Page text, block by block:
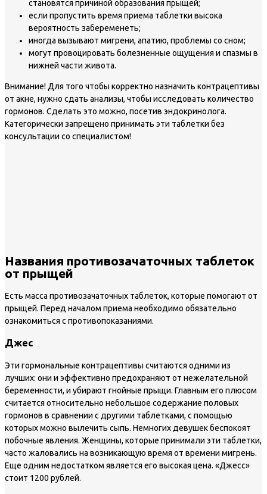
становятся причиной образования прыщей;
если пропустить время приема таблетки высока
вероятность забеременеть;
иногда вызывают мигрени, апатию, проблемы со сном;
могут провоцировать болезненные ощущения и спазмы в
нижней части живота.
Внимание!Для того чтобы корректно назначить контрацептивы
от акне, нужно сдать анализы, чтобы исследовать количество
гормонов. Сделать это можно, посетив эндокринолога.
Категорически запрещено принимать эти таблетки без
консультации со специалистом!
Названия противозачаточных таблеток
от прыщей
Есть масса противозачаточных таблеток, которые помогают от
прыщей. Перед началом приема необходимо обязательно
ознакомиться с противопоказаниями.
Джес
Эти гормональные контрацептивы считаются одними из
лучших: они и эффективно предохраняют от нежелательной
беременности, и убирают гнойные прыщи. Главным его плюсом
считается относительно небольшое содержание половых
гормонов в сравнении с другими таблетками, с помощью
которых можно вылечить сыпь. Немногих девушек беспокоят
побочные явления. Женщины, которые принимали эти таблетки,
часто жаловались на возникающую время от времени мигрень.
Еще одним недостатком является его высокая цена. «Джесс»
стоит 1200 рублей.